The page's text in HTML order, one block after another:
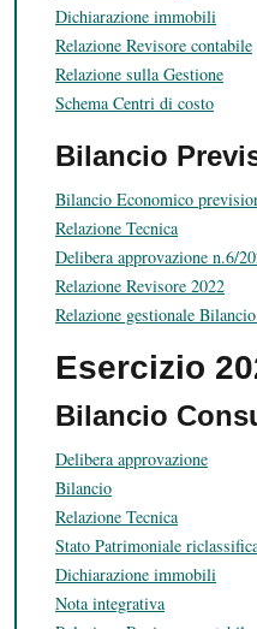
Dichiarazione immobili
Relazione Revisore contabile
Relazione sulla Gestione
Schema Centri di costo
Bilancio
Bilancio Economico
Relazione Tecnica
Delibera approvazione n.6/
Relazione Revisore 2022
Relazione gestionale
Esercizio
Bilancio
Delibera approvazione
Bilancio
Relazione Tecnica
Stato Patrimoniale
Dichiarazione immobili
Nota integrativa